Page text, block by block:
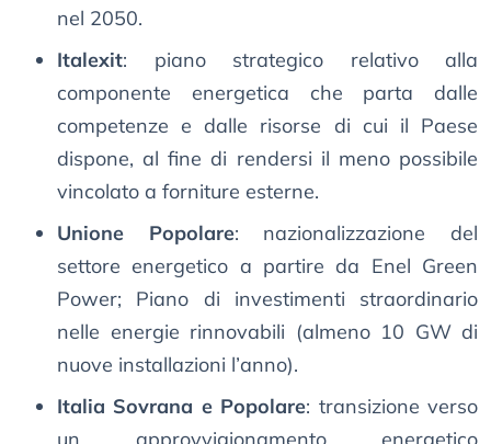
nel 2050.
Italexit: piano strategico relativo alla
componente energetica che parta dalle
competenze e dalle risorse di cui il Paese
dispone, al fine di rendersi il meno possibile
vincolato a forniture esterne.
Unione Popolare: nazionalizzazione del
settore energetico a partire da Enel Green
Power; Piano di investimenti straordinario
nelle energie rinnovabili (almeno 10 GW di
nuove installazioni l’anno).
Italia Sovrana e Popolare: transizione verso